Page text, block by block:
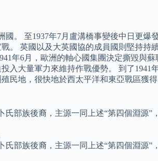
。 至1937年7月盧溝橋事變後中日更
。 英國以及大英國協的成員國則堅持
年6月，歐洲的軸心國集團決定撕毀與
入大量軍力來維持作戰優勢。 到了
民地，很快地於西太平洋和東亞戰區獲得
部族後裔，主源一同上述“第四個淵源
部族後裔，主源一同上述“第四個淵源